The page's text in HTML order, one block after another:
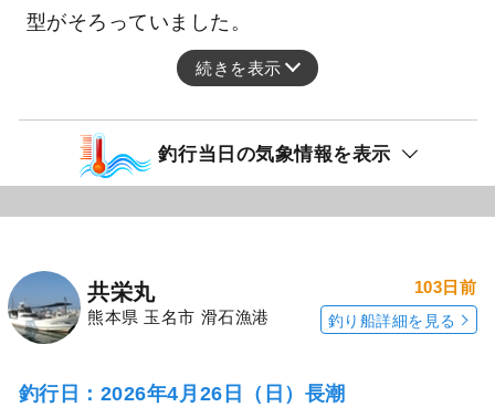
型がそろっていました。
続きを表示
釣行当日の気象情報を表示
共栄丸
熊本県 玉名市 滑石漁港
103日前
釣り船詳細を見る
釣行日：2026年4月26日（日）長潮